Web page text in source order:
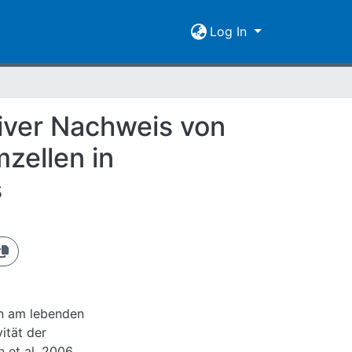
Log In
Nachweis von
in
am lebenden
der